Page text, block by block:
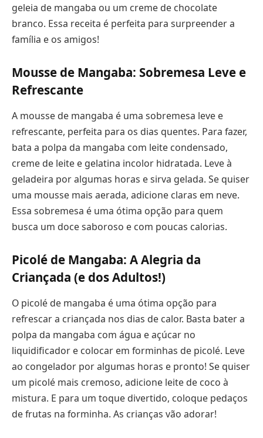
geleia de mangaba ou um creme de chocolate
branco. Essa receita é perfeita para surpreender a
família e os amigos!
Mousse de Mangaba: Sobremesa Leve e
Refrescante
A mousse de mangaba é uma sobremesa leve e
refrescante, perfeita para os dias quentes. Para fazer,
bata a polpa da mangaba com leite condensado,
creme de leite e gelatina incolor hidratada. Leve à
geladeira por algumas horas e sirva gelada. Se quiser
uma mousse mais aerada, adicione claras em neve.
Essa sobremesa é uma ótima opção para quem
busca um doce saboroso e com poucas calorias.
Picolé de Mangaba: A Alegria da
Criançada (e dos Adultos!)
O picolé de mangaba é uma ótima opção para
refrescar a criançada nos dias de calor. Basta bater a
polpa da mangaba com água e açúcar no
liquidificador e colocar em forminhas de picolé. Leve
ao congelador por algumas horas e pronto! Se quiser
um picolé mais cremoso, adicione leite de coco à
mistura. E para um toque divertido, coloque pedaços
de frutas na forminha. As crianças vão adorar!